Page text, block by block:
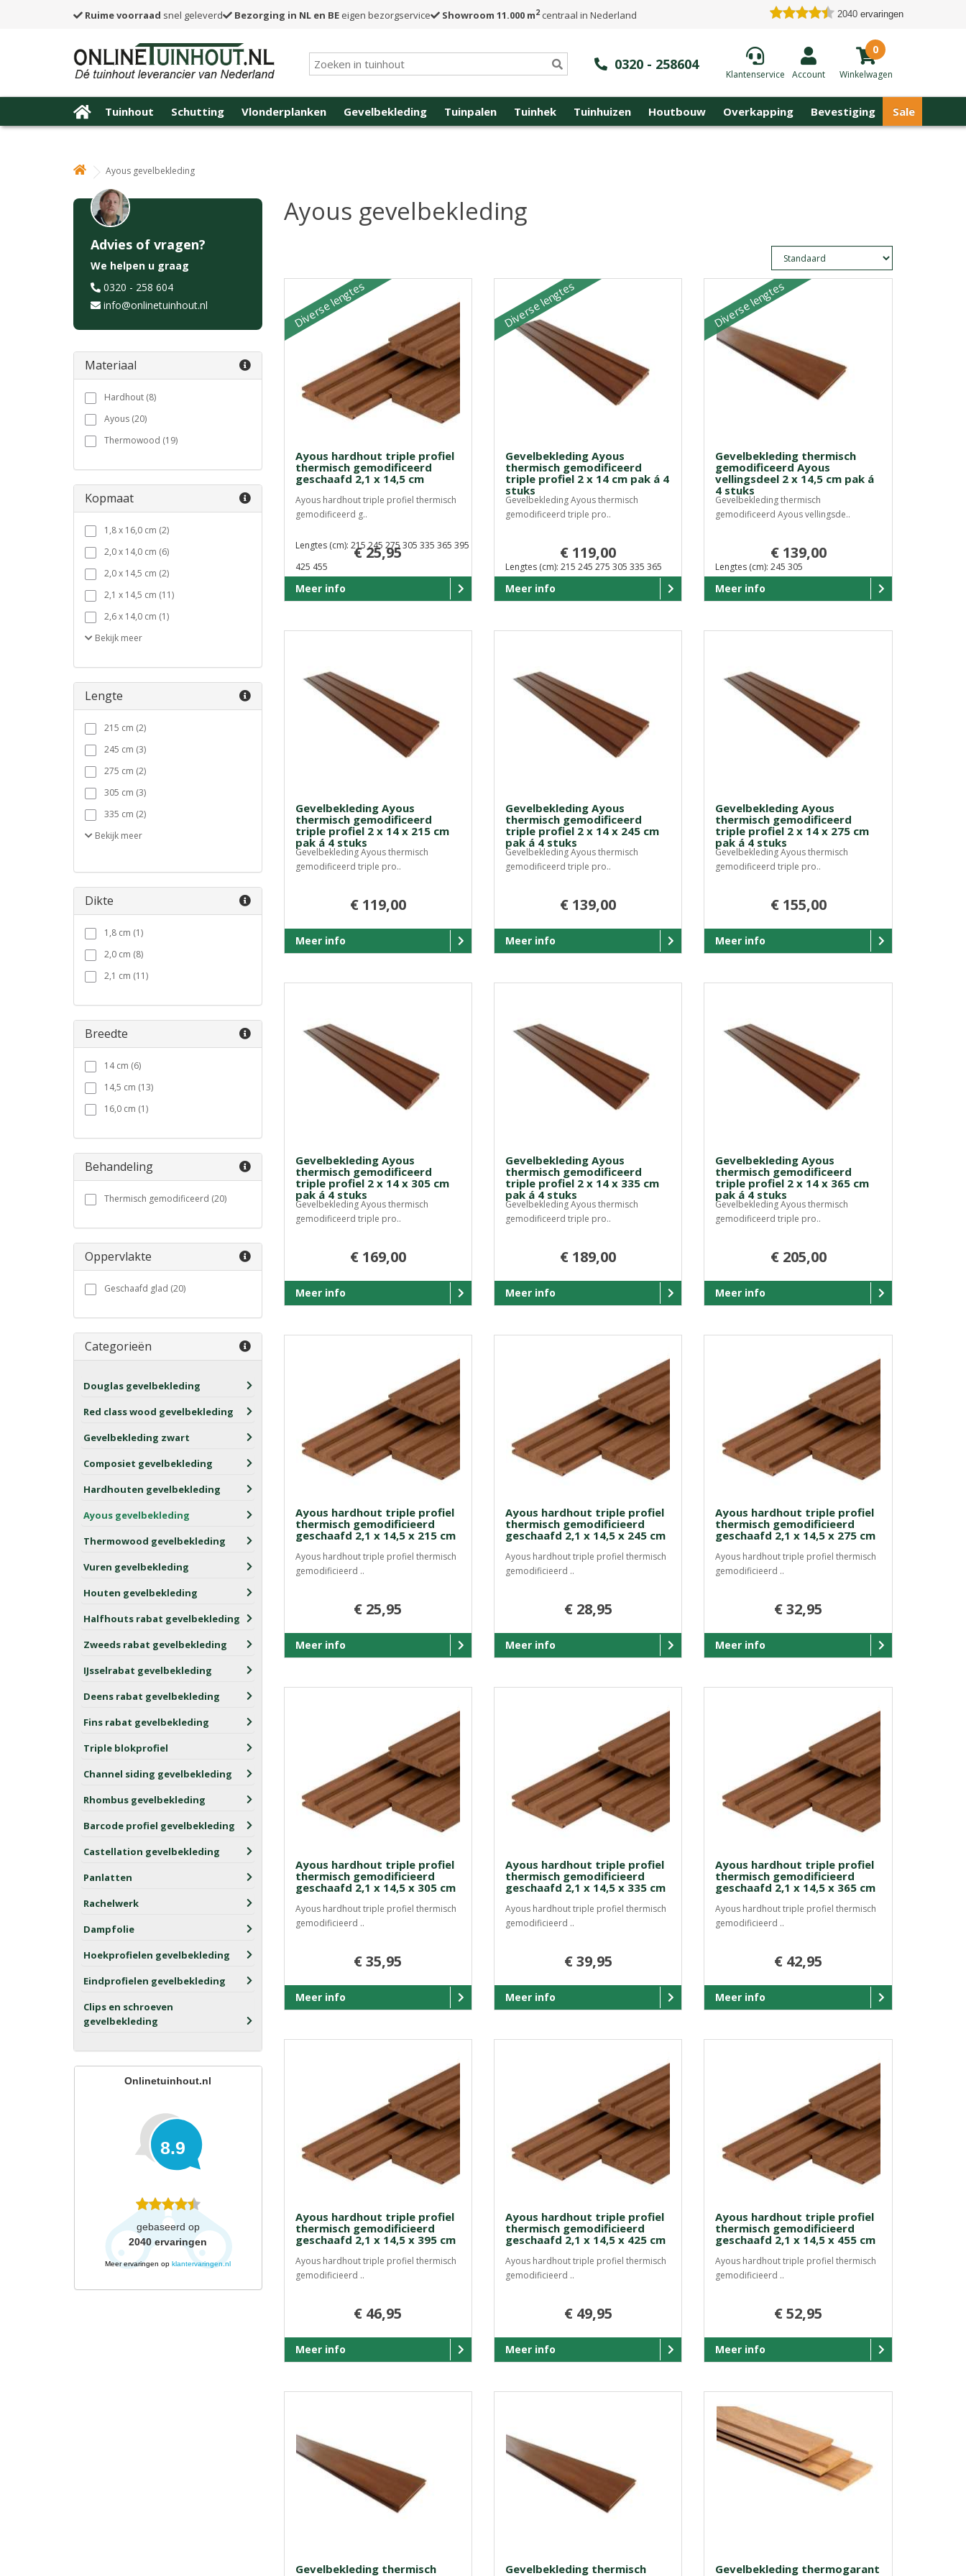
Ruime voorraad snel geleverd Bezorging in NL en BE eigen bezorgservice Showroom 11.000 m2centraal in Nederland 2040 ervaringen
0320 - 258604
Klantenservice Account
0
Winkelwagen
Tuinhout Schutting Vlonderplanken Gevelbekleding Tuinpalen Tuinhek Tuinhuizen Houtbouw Overkapping Bevestiging Sale
Ayous gevelbekleding
Advies of vragen?
We helpen u graag
0320 - 258 604
info@onlinetuinhout.nl
Materiaal
Hardhout (8)
Ayous (20)
Thermowood (19)
Kopmaat
1,8 x 16,0 cm (2)
2,0 x 14,0 cm (6)
2,0 x 14,5 cm (2)
2,1 x 14,5 cm (11)
2,6 x 14,0 cm (1)
Bekijk meer
Lengte
215 cm (2)
245 cm (3)
275 cm (2)
305 cm (3)
335 cm (2)
Bekijk meer
Dikte
1,8 cm (1)
2,0 cm (8)
2,1 cm (11)
Breedte
14 cm (6)
14,5 cm (13)
16,0 cm (1)
Behandeling
Thermisch gemodificeerd (20)
Oppervlakte
Geschaafd glad (20)
Categorieën
Douglas gevelbekleding
Red class wood gevelbekleding
Gevelbekleding zwart
Composiet gevelbekleding
Hardhouten gevelbekleding
Ayous gevelbekleding
Thermowood gevelbekleding
Vuren gevelbekleding
Houten gevelbekleding
Halfhouts rabat gevelbekleding
Zweeds rabat gevelbekleding
IJsselrabat gevelbekleding
Deens rabat gevelbekleding
Fins rabat gevelbekleding
Triple blokprofiel
Channel siding gevelbekleding
Rhombus gevelbekleding
Barcode profiel gevelbekleding
Castellation gevelbekleding
Panlatten
Rachelwerk
Dampfolie
Hoekprofielen gevelbekleding
Eindprofielen gevelbekleding
Clips en schroeven
gevelbekleding
Onlinetuinhout.nl
8.9
gebaseerd op
2040 ervaringen
Meer ervaringen opklantervaringen.nl
Ayous gevelbekleding
Diverse lengtes
Ayous hardhout triple profiel
thermisch gemodificeerd
geschaafd 2,1 x 14,5 cm
Ayous hardhout triple profiel thermisch
gemodificeerd g..
€ 25,95
Lengtes (cm): 215 245 275 305 335 365 395
425 455
Meer info
Diverse lengtes
Gevelbekleding Ayous
thermisch gemodificeerd
triple profiel 2 x 14 cm pak á 4
stuks
Gevelbekleding Ayous thermisch
gemodificeerd triple pro..
€ 119,00
Lengtes (cm): 215 245 275 305 335 365
Meer info
Diverse lengtes
Gevelbekleding thermisch
gemodificeerd Ayous
vellingsdeel 2 x 14,5 cm pak á
4 stuks
Gevelbekleding thermisch
gemodificeerd Ayous vellingsde..
€ 139,00
Lengtes (cm): 245 305
Meer info
Gevelbekleding Ayous
thermisch gemodificeerd
triple profiel 2 x 14 x 215 cm
pak á 4 stuks
Gevelbekleding Ayous thermisch
gemodificeerd triple pro..
€ 119,00
Meer info
Gevelbekleding Ayous
thermisch gemodificeerd
triple profiel 2 x 14 x 245 cm
pak á 4 stuks
Gevelbekleding Ayous thermisch
gemodificeerd triple pro..
€ 139,00
Meer info
Gevelbekleding Ayous
thermisch gemodificeerd
triple profiel 2 x 14 x 275 cm
pak á 4 stuks
Gevelbekleding Ayous thermisch
gemodificeerd triple pro..
€ 155,00
Meer info
Gevelbekleding Ayous
thermisch gemodificeerd
triple profiel 2 x 14 x 305 cm
pak á 4 stuks
Gevelbekleding Ayous thermisch
gemodificeerd triple pro..
€ 169,00
Meer info
Gevelbekleding Ayous
thermisch gemodificeerd
triple profiel 2 x 14 x 335 cm
pak á 4 stuks
Gevelbekleding Ayous thermisch
gemodificeerd triple pro..
€ 189,00
Meer info
Gevelbekleding Ayous
thermisch gemodificeerd
triple profiel 2 x 14 x 365 cm
pak á 4 stuks
Gevelbekleding Ayous thermisch
gemodificeerd triple pro..
€ 205,00
Meer info
Ayous hardhout triple profiel
thermisch gemodificieerd
geschaafd 2,1 x 14,5 x 215 cm
Ayous hardhout triple profiel thermisch
gemodificieerd ..
€ 25,95
Meer info
Ayous hardhout triple profiel
thermisch gemodificieerd
geschaafd 2,1 x 14,5 x 245 cm
Ayous hardhout triple profiel thermisch
gemodificieerd ..
€ 28,95
Meer info
Ayous hardhout triple profiel
thermisch gemodificieerd
geschaafd 2,1 x 14,5 x 275 cm
Ayous hardhout triple profiel thermisch
gemodificieerd ..
€ 32,95
Meer info
Ayous hardhout triple profiel
thermisch gemodificieerd
geschaafd 2,1 x 14,5 x 305 cm
Ayous hardhout triple profiel thermisch
gemodificieerd ..
€ 35,95
Meer info
Ayous hardhout triple profiel
thermisch gemodificieerd
geschaafd 2,1 x 14,5 x 335 cm
Ayous hardhout triple profiel thermisch
gemodificieerd ..
€ 39,95
Meer info
Ayous hardhout triple profiel
thermisch gemodificieerd
geschaafd 2,1 x 14,5 x 365 cm
Ayous hardhout triple profiel thermisch
gemodificieerd ..
€ 42,95
Meer info
Ayous hardhout triple profiel
thermisch gemodificieerd
geschaafd 2,1 x 14,5 x 395 cm
Ayous hardhout triple profiel thermisch
gemodificieerd ..
€ 46,95
Meer info
Ayous hardhout triple profiel
thermisch gemodificieerd
geschaafd 2,1 x 14,5 x 425 cm
Ayous hardhout triple profiel thermisch
gemodificieerd ..
€ 49,95
Meer info
Ayous hardhout triple profiel
thermisch gemodificieerd
geschaafd 2,1 x 14,5 x 455 cm
Ayous hardhout triple profiel thermisch
gemodificieerd ..
€ 52,95
Meer info
Gevelbekleding thermisch
Gevelbekleding thermisch
Gevelbekleding thermogarant